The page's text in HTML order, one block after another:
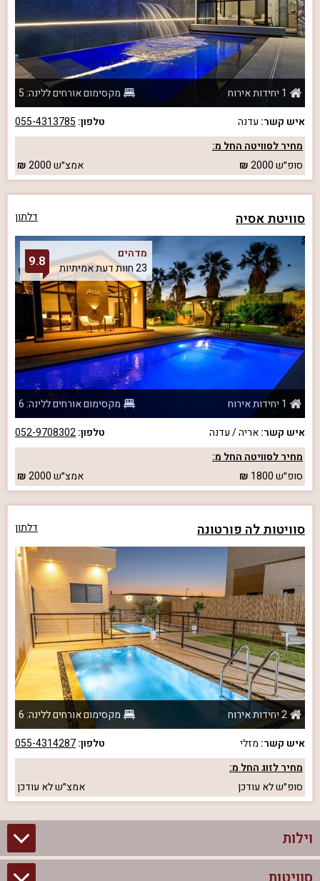
1 יחידות אירוח
מקסימום אורחים ללינה: 5
איש קשר: עדנה טלפון: 055-4313785
מחיר לסוויטה החל מ:
סופ״ש2000 אמצ״ש2000
סוויטת אסיה דלתון
מדהים
23 חוות דעת אמיתיות
9.8
1 יחידות אירוח
מקסימום אורחים ללינה: 6
איש קשר:אריה / עדנה טלפון:052-9708302
מחיר לסוויטה החל מ:
סופ״ש1800 אמצ״ש2000
סוויטות לה פורטונה דלתון
2 יחידות אירוח
מקסימום אורחים ללינה: 6
איש קשר: מזלי טלפון:055-4314287
מחיר לזוג החל מ:
סופ״שלא עודכן אמצ״שלא עודכן
וילות